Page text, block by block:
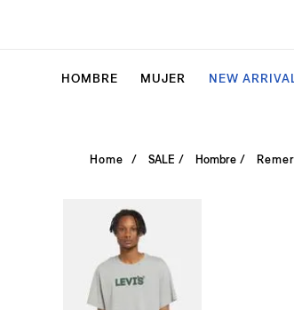
HOMBRE MUJER NEW
SALE Hombre